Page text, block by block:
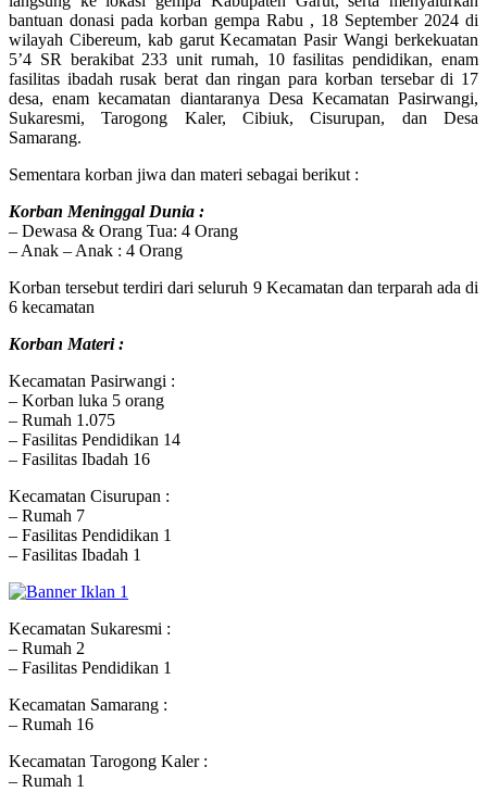
bantuan donasi pada korban gempa Rabu , 18 September 2024 di
wilayah Cibereum, kab garut Kecamatan Pasir Wangi berkekuatan
5’4 SR berakibat 233 unit rumah, 10 fasilitas pendidikan, enam
fasilitas ibadah rusak berat dan ringan para korban tersebar di 17
desa, enam kecamatan diantaranya Desa Kecamatan Pasirwangi,
Sukaresmi, Tarogong Kaler, Cibiuk, Cisurupan, dan Desa
Samarang.
Sementara korban jiwa dan materi sebagai berikut :
Korban Meninggal Dunia :
– Dewasa & Orang Tua: 4 Orang
– Anak – Anak : 4 Orang
Korban tersebut terdiri dari seluruh 9 Kecamatan dan terparah ada di
6 kecamatan
Korban Materi :
Kecamatan Pasirwangi :
– Korban luka 5 orang
– Rumah 1.075
– Fasilitas Pendidikan 14
– Fasilitas Ibadah 16
Kecamatan Cisurupan :
– Rumah 7
– Fasilitas Pendidikan 1
– Fasilitas Ibadah 1
Kecamatan Sukaresmi :
– Rumah 2
– Fasilitas Pendidikan 1
Kecamatan Samarang :
– Rumah 16
Kecamatan Tarogong Kaler :
– Rumah 1